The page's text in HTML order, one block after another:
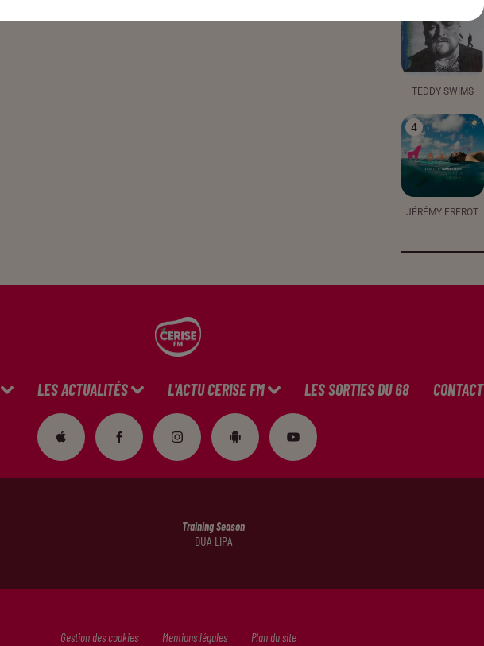
TEDDY SWIMS
4
JÉRÉMY FREROT
LES ACTUALITÉS L'ACTU CERISE FM LES SORTIES DU 68 CONTACT
Training Season
DUA LIPA
Gestion des cookies Mentions légales Plan du site